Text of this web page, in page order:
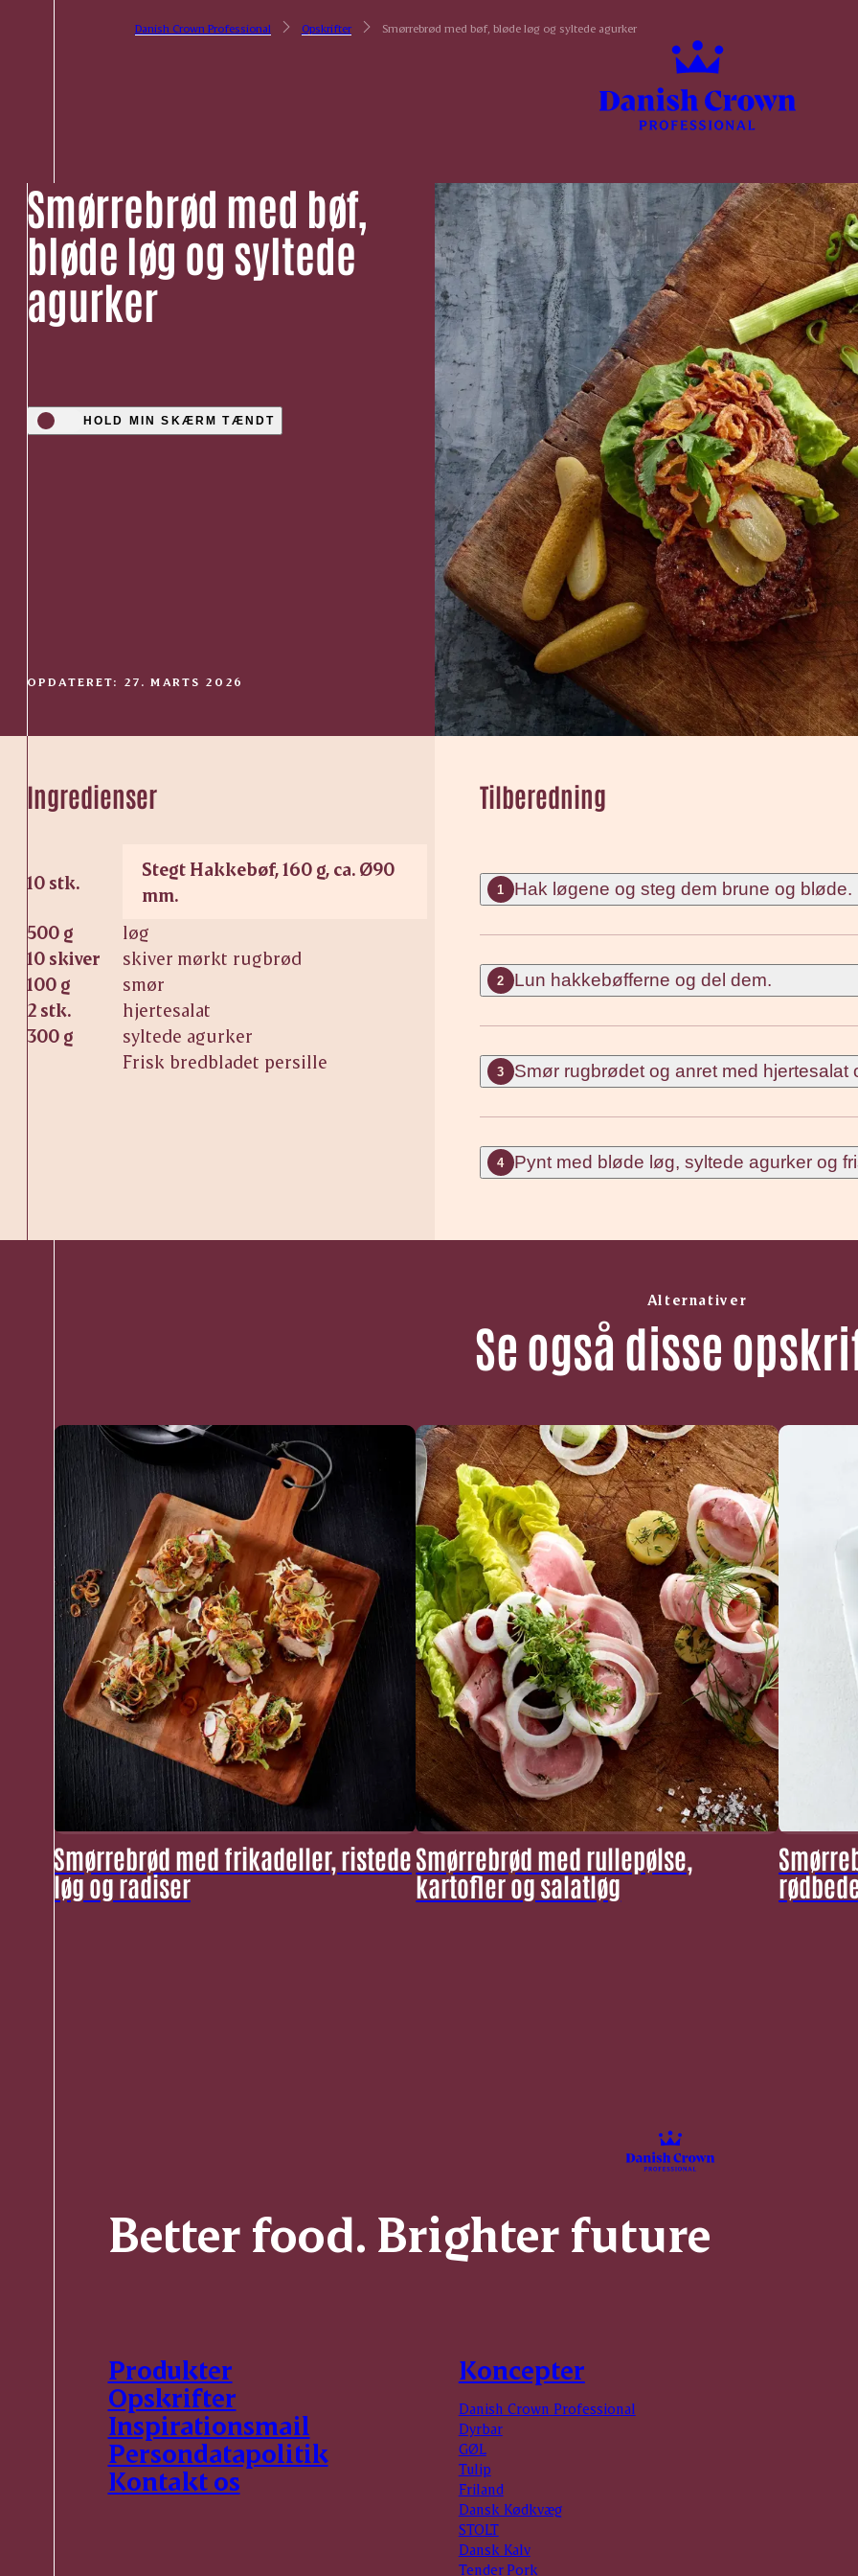
Danish Crown Professional Opskrifter Smørrebrød med bøf, bløde løg og syltede agurker
Smørrebrød med bøf,
bløde løg og syltede
agurker
HOLD MIN SKÆRM TÆNDT
OPDATERET: 27. MARTS 2026
Ingredienser
10 stk.
Stegt Hakkebøf, 160 g, ca. Ø90
mm.
500 g
løg
10 skiver
skiver mørkt rugbrød
100 g
smør
2 stk.
hjertesalat
300 g
syltede agurker
Frisk bredbladet persille
Tilberedning
1 Hak løgene og steg dem brune og bløde.
2 Lun hakkebøfferne og del dem.
3 Smør rugbrødet og anret med hjertesalat
4 Pynt med bløde løg, syltede agurker og
Alternativer
Se også disse
Smørrebrød med frikadeller, ristede
løg og radiser
Smørrebrød med rullepølse,
kartofler og salatløg
Better food. Brighter future
Koncepter
Danish Crown Professional
Dyrbar
GØL
Tulip
Friland
Dansk Kødkvæg
STOLT
Dansk Kalv
Tender Pork
Produkter
Opskrifter
Inspirationsmail
Persondatapolitik
Kontakt os